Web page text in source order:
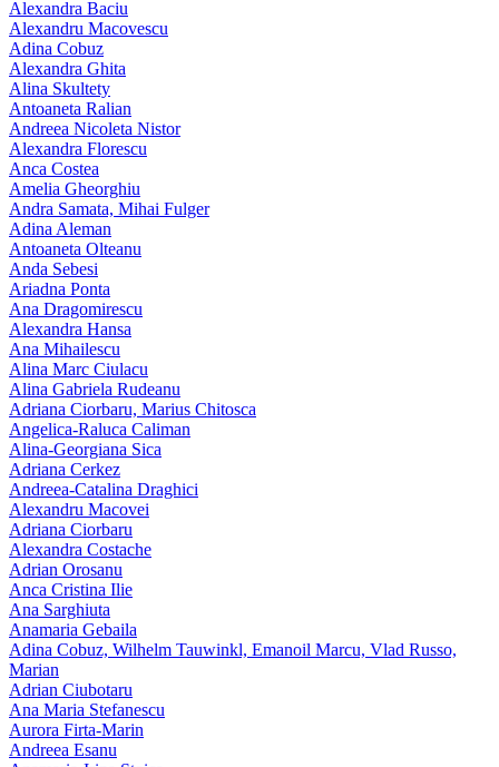
Alexandra Baciu
Alexandru Macovescu
Adina Cobuz
Alexandra Ghita
Alina Skultety
Antoaneta Ralian
Andreea Nicoleta Nistor
Alexandra Florescu
Anca Costea
Amelia Gheorghiu
Andra Samata, Mihai Fulger
Adina Aleman
Antoaneta Olteanu
Anda Sebesi
Ariadna Ponta
Ana Dragomirescu
Alexandra Hansa
Ana Mihailescu
Alina Marc Ciulacu
Alina Gabriela Rudeanu
Adriana Ciorbaru, Marius Chitosca
Angelica-Raluca Caliman
Alina-Georgiana Sica
Adriana Cerkez
Andreea-Catalina Draghici
Alexandru Macovei
Adriana Ciorbaru
Alexandra Costache
Adrian Orosanu
Anca Cristina Ilie
Ana Sarghiuta
Anamaria Gebaila
Adina Cobuz, Wilhelm Tauwinkl, Emanoil Marcu, Vlad Russo,
Marian
Adrian Ciubotaru
Ana Maria Stefanescu
Aurora Firta-Marin
Andreea Esanu